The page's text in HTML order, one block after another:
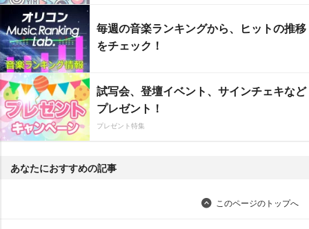
毎週の音楽ランキングから、ヒットの推移
をチェック！
試写会、登壇イベント、サインチェキなど
プレゼント！
プレゼント特集
あなたにおすすめの記事
このページのトップへ